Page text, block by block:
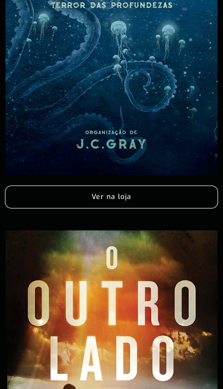
Ver na loja